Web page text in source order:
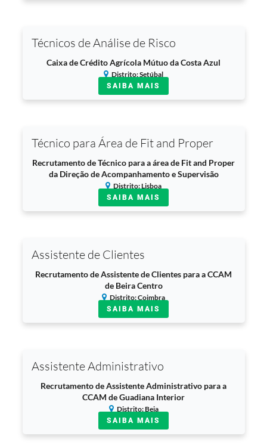
Técnicos de Análise de Risco
Caixa de Crédito Agrícola Mútuo da Costa Azul
Distrito: Setúbal
SAIBA MAIS
Técnico para Área de Fit and Proper
Recrutamento de Técnico para a área de Fit and Proper
da Direção de Acompanhamento e Supervisão
Distrito: Lisboa
SAIBA MAIS
Assistente de Clientes
Recrutamento de Assistente de Clientes para a CCAM
de Beira Centro
Distrito: Coimbra
SAIBA MAIS
Assistente Administrativo
Recrutamento de Assistente Administrativo para a
CCAM de Guadiana Interior
Distrito: Beja
SAIBA MAIS